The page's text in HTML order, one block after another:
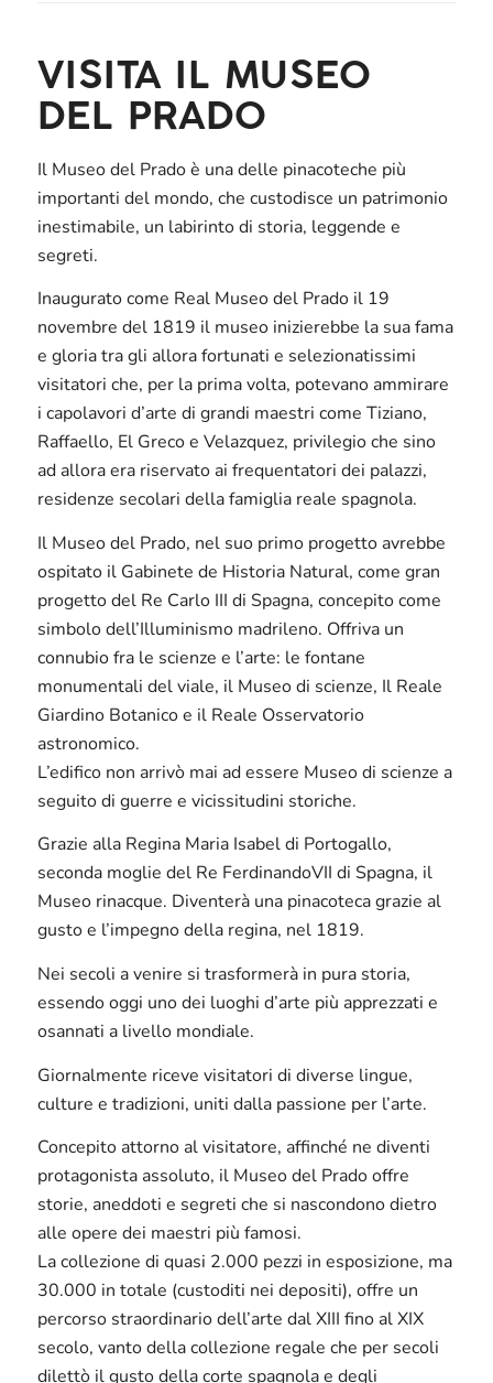
VISITA IL MUSEO
DEL PRADO
Il Museo del Prado è una delle pinacoteche più
importanti del mondo, che custodisce un patrimonio
inestimabile, un labirinto di storia, leggende e
segreti.
Inaugurato come Real Museo del Prado il 19
novembre del 1819 il museo inizierebbe la sua fama
e gloria tra gli allora fortunati e selezionatissimi
visitatori che, per la prima volta, potevano ammirare
i capolavori d’arte di grandi maestri come Tiziano,
Raffaello, El Greco e Velazquez, privilegio che sino
ad allora era riservato ai frequentatori dei palazzi,
residenze secolari della famiglia reale spagnola.
Il Museo del Prado, nel suo primo progetto avrebbe
ospitato il Gabinete de Historia Natural, come gran
progetto del Re Carlo III di Spagna, concepito come
simbolo dell’Illuminismo madrileno. Offriva un
connubio fra le scienze e l’arte: le fontane
monumentali del viale, il Museo di scienze, Il Reale
Giardino Botanico e il Reale Osservatorio
astronomico.
L’edifico non arrivò mai ad essere Museo di scienze a
seguito di guerre e vicissitudini storiche.
Grazie alla Regina Maria Isabel di Portogallo,
seconda moglie del Re FerdinandoVII di Spagna, il
Museo rinacque. Diventerà una pinacoteca grazie al
gusto e l’impegno della regina, nel 1819.
Nei secoli a venire si trasformerà in pura storia,
essendo oggi uno dei luoghi d’arte più apprezzati e
osannati a livello mondiale.
Giornalmente riceve visitatori di diverse lingue,
culture e tradizioni, uniti dalla passione per l’arte.
Concepito attorno al visitatore, affinché ne diventi
protagonista assoluto, il Museo del Prado offre
storie, aneddoti e segreti che si nascondono dietro
alle opere dei maestri più famosi.
La collezione di quasi 2.000 pezzi in esposizione, ma
30.000 in totale (custoditi nei depositi), offre un
percorso straordinario dell’arte dal XIII fino al XIX
secolo, vanto della collezione regale che per secoli
dilettò il gusto della corte spagnola e degli